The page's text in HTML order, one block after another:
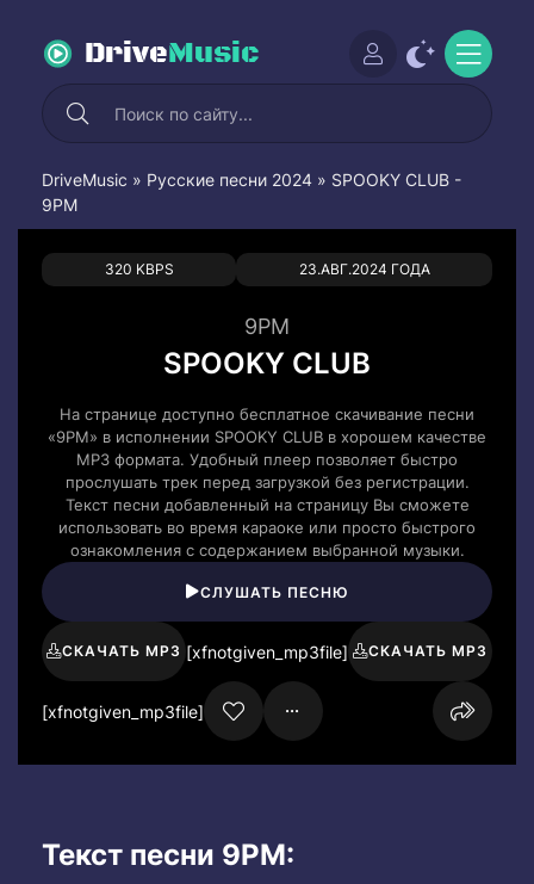
DriveMusic
DriveMusic » Русские песни 2024 » SPOOKY CLUB -
9PM
320 KBPS 23.АВГ.2024 ГОДА
0 0
9PM
SPOOKY CLUB
На странице доступно бесплатное скачивание песни
«9PM» в исполнении SPOOKY CLUB в хорошем качестве
MP3 формата. Удобный плеер позволяет быстро
прослушать трек перед загрузкой без регистрации.
Текст песни добавленный на страницу Вы сможете
использовать во время караоке или просто быстрого
ознакомления с содержанием выбранной музыки.
СЛУШАТЬ ПЕСНЮ
СКАЧАТЬ MP3 [xfnotgiven_mp3file] СКАЧАТЬ MP3
[xfnotgiven_mp3file]
Текст песни 9PM: